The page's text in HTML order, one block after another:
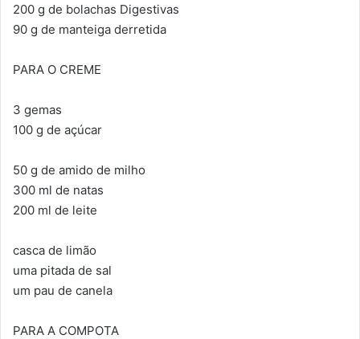
200 g de bolachas Digestivas
90 g de manteiga derretida
PARA O CREME
3 gemas
100 g de açúcar
50 g de amido de milho
300 ml de natas
200 ml de leite
casca de limão
uma pitada de sal
um pau de canela
PARA A COMPOTA